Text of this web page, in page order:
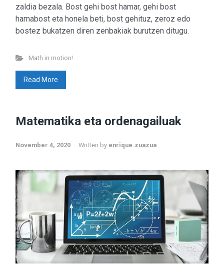
zaldia bezala. Bost gehi bost hamar, gehi bost
hamabost eta honela beti, bost gehituz, zeroz edo
bostez bukatzen diren zenbakiak burutzen ditugu.
Math in motion!
Read More
Matematika eta ordenagailuak
November 4, 2020 Written by enrique.zuazua